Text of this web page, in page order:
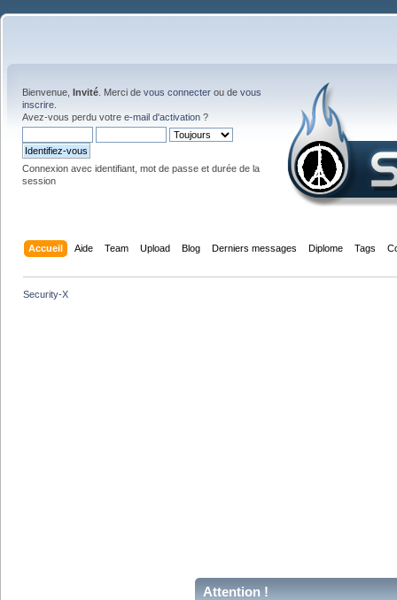
Bienvenue, Invité . Merci de vous connecter ou de vous
inscrire
Avez-vous perdu votre e-mail d'activation ?
Connexion avec identifiant, mot de passe et durée de la
session
Accueil Aide Team Upload Blog Derniers messages Diplome Tags
Security-X
Attention !